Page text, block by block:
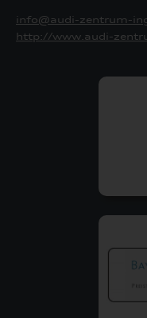
info@audi-zentrum-
http://www.audi-